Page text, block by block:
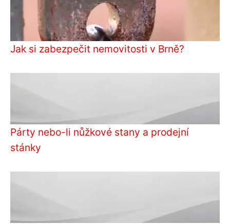
Jak si zabezpečit nemovitosti v Brně?
Párty nebo-li nůžkové stany a prodejní
stánky